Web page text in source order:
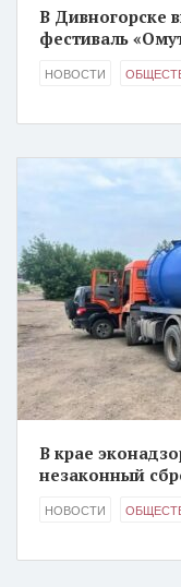
В Дивногорске
фестиваль
НОВОСТИ
В крае
незаконный
НОВОСТИ